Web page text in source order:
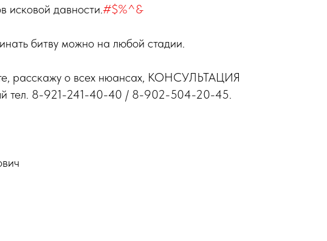
исковой давности.#$%^&
битву можно на любой стадии.
расскажу о всех нюансах, КОНСУЛЬТАЦИЯ
тел. 8-921-241-40-40 / 8-902-504-20-45.